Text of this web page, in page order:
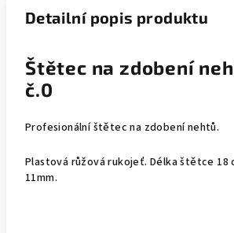
Detailní popis produktu
Štětec na zdobení
č.0
Profesionální štětec na zdobení nehtů.
Plastová růžová rukojeť. Délka štětce 18
11mm.